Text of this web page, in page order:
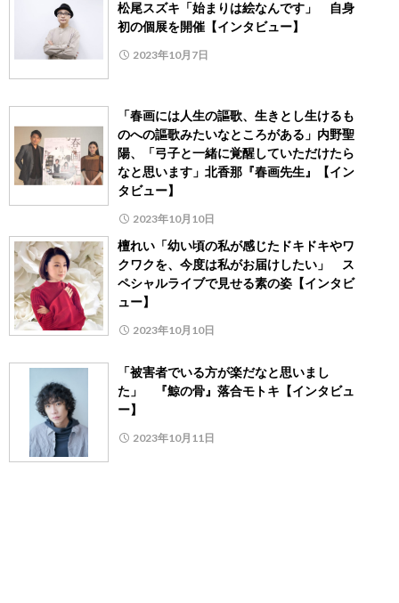
松尾スズキ「始まりは絵なんです」 自身
初の個展を開催【インタビュー】
2023年10月7日
「春画には人生の謳歌、生きとし生けるも
のへの謳歌みたいなところがある」内野聖
陽、「弓子と一緒に覚醒していただけたら
なと思います」北香那『春画先生』【イン
タビュー】
2023年10月10日
檀れい「幼い頃の私が感じたドキドキやワ
クワクを、今度は私がお届けしたい」 ス
ペシャルライブで見せる素の姿【インタビ
ュー】
2023年10月10日
「被害者でいる方が楽だなと思いまし
た」 『鯨の骨』落合モトキ【インタビュ
ー】
2023年10月11日